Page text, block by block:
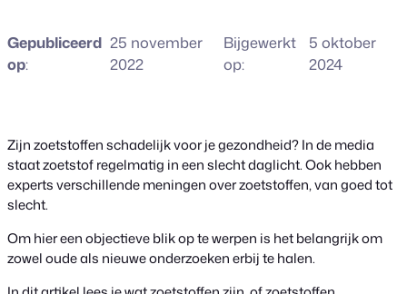
Gepubliceerd
op:
25 november
2022
Bijgewerkt
op:
5 oktober
2024
Zijn zoetstoffen schadelijk voor je gezondheid? In de media
staat zoetstof regelmatig in een slecht daglicht. Ook hebben
experts verschillende meningen over zoetstoffen, van goed tot
slecht.
Om hier een objectieve blik op te werpen is het belangrijk om
zowel oude als nieuwe onderzoeken erbij te halen.